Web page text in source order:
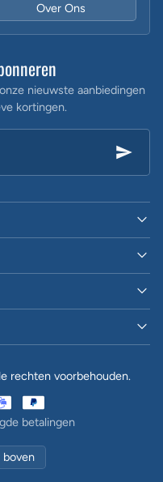
Over Ons
nieuwste aanbiedingen
kortingen.
betalingen
rechten voorbehouden.
boven